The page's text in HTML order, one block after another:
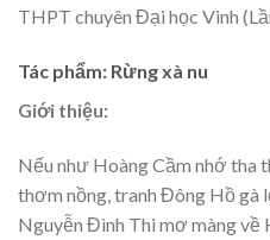
THPT chuyên Đại học Vinh
Tác phẩm: Rừng xà nu
Giới thiệu:
Nếu như Hoàng Cầm nhớ tha
thơm nồng, tranh Đông Hồ
Nguyễn Đình Thi mơ màng về